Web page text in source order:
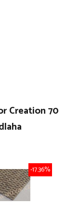
Creation 70
-17.36%